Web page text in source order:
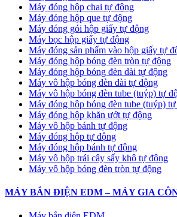
Máy đóng hộp chai tự động
Máy đóng hộp que tự động
Máy đóng gói hộp giấy tự động
Máy bọc hộp giấy tự động
Máy đóng sản phẩm vào hộp giấy tự
Máy đóng hộp bóng đèn tròn tự động
Máy đóng hộp bóng đèn dài tự động
Máy vô hộp bóng đèn dài tự động
Máy vô hộp bóng đèn tube (tuýp) tự
Máy đóng hộp bóng đèn tube (tuýp)
Máy đóng hộp khăn ướt tự động
Máy vô hộp bánh tự động
Máy đóng hộp tự động
Máy đóng hộp bánh tự động
Máy vô hộp trái cây sấy khô tự động
Máy vô hộp bóng đèn tròn tự động
MÁY BẮN ĐIỆN EDM – MÁY GIA